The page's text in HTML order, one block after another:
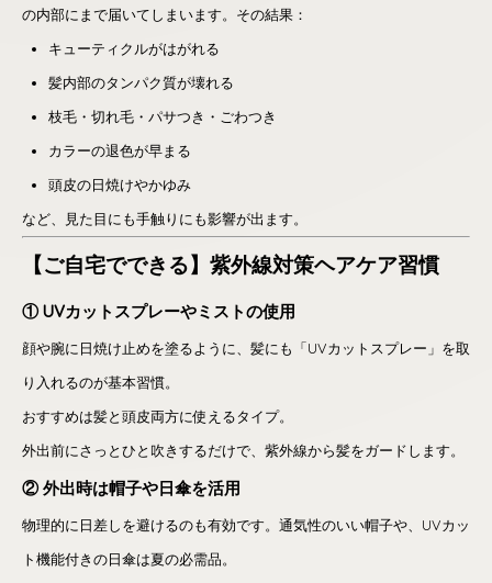
の内部にまで届いてしまいます。その結果：
キューティクルがはがれる
髪内部のタンパク質が壊れる
枝毛・切れ毛・パサつき・ごわつき
カラーの退色が早まる
頭皮の日焼けやかゆみ
など、見た目にも手触りにも影響が出ます。
【ご自宅でできる】紫外線対策ヘアケア習慣
① UVカットスプレーやミストの使用
顔や腕に日焼け止めを塗るように、髪にも「UVカットスプレー」を取
り入れるのが基本習慣。
おすすめは髪と頭皮両方に使えるタイプ。
外出前にさっとひと吹きするだけで、紫外線から髪をガードします。
② 外出時は帽子や日傘を活用
物理的に日差しを避けるのも有効です。通気性のいい帽子や、UVカッ
ト機能付きの日傘は夏の必需品。